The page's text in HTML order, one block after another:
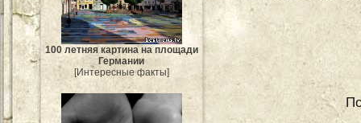
100 летняя картина на площади
Германии
[Интересные факты]